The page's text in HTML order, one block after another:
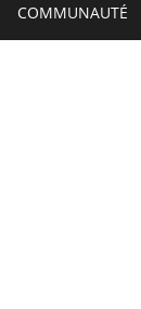
COMMUNAUTÉ